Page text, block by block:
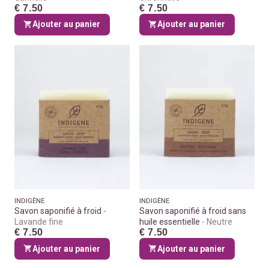
€ 7.50
Ajouter au panier
€ 7.50
Ajouter au panier
INDIGÈNE
Savon saponifié à froid
Lavande fine
€ 7.50
Ajouter au panier
INDIGÈNE
Savon saponifié à froid sans
huile essentielle
Neutre
€ 7.50
Ajouter au panier